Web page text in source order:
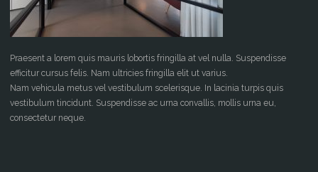
Praesent a lorem quis mauris lobortis fringilla at vel nulla. Suspendisse
efficitur cursus felis. Nam ultricies fringilla elit ut varius.
Nam vehicula metus vel vestibulum scelerisque. In lacinia turpis quis
vestibulum tincidunt. Suspendisse ac urna convallis, mollis urna eu,
consectetur neque.